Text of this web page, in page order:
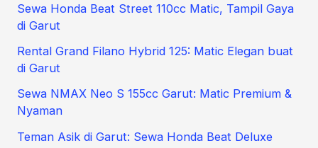
Sewa Honda Beat Street 110cc Matic, Tampil Gaya
di Garut
Rental Grand Filano Hybrid 125: Matic Elegan buat
di Garut
Sewa NMAX Neo S 155cc Garut: Matic Premium &
Nyaman
Teman Asik di Garut: Sewa Honda Beat Deluxe